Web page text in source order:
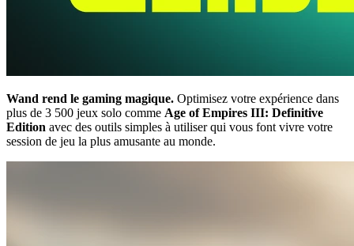
Wand rend le gaming magique. Optimisez votre expérience dans
plus de 3 500 jeux solo comme Age of Empires III: Definitive
Edition avec des outils simples à utiliser qui vous font vivre votre
session de jeu la plus amusante au monde.